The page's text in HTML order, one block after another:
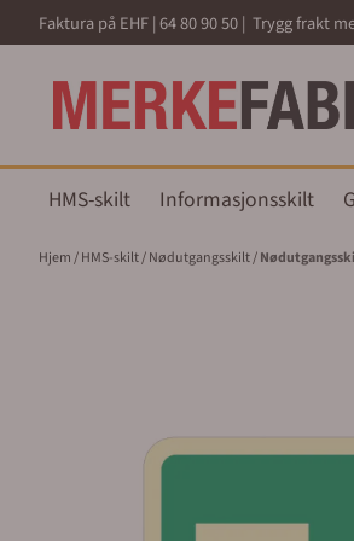
Hopp til innhold
Faktura på EHF | 64 80 90 50 | Trygg frakt
HMS-skilt Informasjonsskilt
Hjem/HMS-skilt/Nødutgangsskilt/